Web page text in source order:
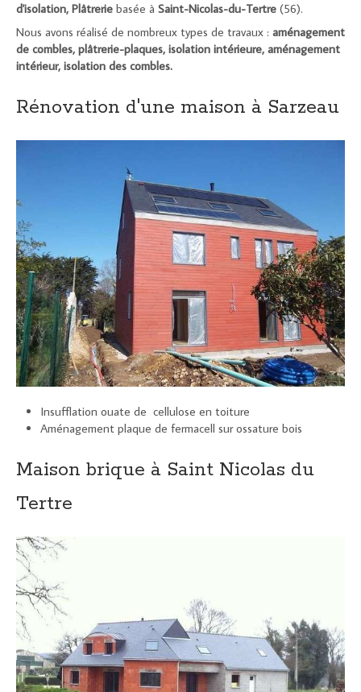
d'isolation, Plâtrerie basée à Saint-Nicolas-du-Tertre (56).
Nous avons réalisé de nombreux types de travaux : aménagement
de combles, plâtrerie-plaques, isolation intérieure, aménagement
intérieur, isolation des combles.
Rénovation d'une maison à Sarzeau
Insufflation ouate de cellulose en toiture
Aménagement plaque de fermacell sur ossature bois
Maison brique à Saint Nicolas du
Tertre